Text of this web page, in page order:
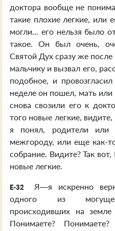
доктора вообще не
такие плохие легкие, или
могли... его нельзя было
такое. Он был очень,
Святой Дух сразу же
мальчику и вызвал его,
подобное, и
неделе он пошел, мать
снова свозили его к
того новые легкие,
я понял, родители или
межгороду, или еще как-
собрание. Видите? Так
новые легкие.
E-32
Я—я искренно
одного из
происходивших на
Понимаете?